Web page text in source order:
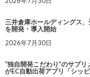
三井倉庫ホールディングス
を開発・導入開始
2026年7月30日
“独自開発こだわり”のサプ
がEC自動出荷アプリ「シッ